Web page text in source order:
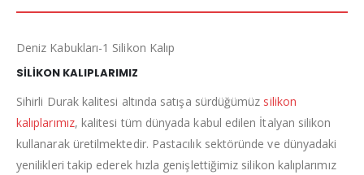
Deniz Kabukları-1 Silikon Kalıp
SİLİKON KALIPLARIMIZ
Sihirli Durak kalitesi altında satışa sürdüğümüz silikon
kalıplarımız, kalitesi tüm dünyada kabul edilen İtalyan silikon
kullanarak üretilmektedir. Pastacılık sektöründe ve dünyadaki
yenilikleri takip ederek hızla genişlettiğimiz silikon kalıplarımız